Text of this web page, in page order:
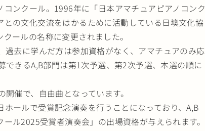
ンクール。1996年に「日本アマチュアピアノコンク
の文化交流をはかるために活動している日墺文化協
ールの名称に変更されました。
去に学んだ方は参加資格がなく、アマチュアのみ応
きるA,B部門は第1次予選、第2次予選、本選の順に
催で、自由曲となっています。
ールで受賞記念演奏を行うことになっており、A,B
ル2025受賞者演奏会」の出場資格が与えられます。